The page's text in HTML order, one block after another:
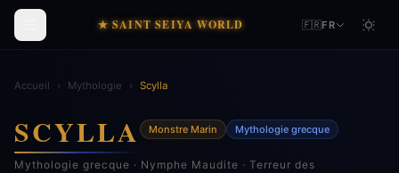
★ SAINT SEIYA WORLD 🇫🇷FR
Accueil › Mythologie › Scylla
SCYLLA Monstre Marin Mythologie grecque
Mythologie grecque · Nymphe Maudite · Terreur des